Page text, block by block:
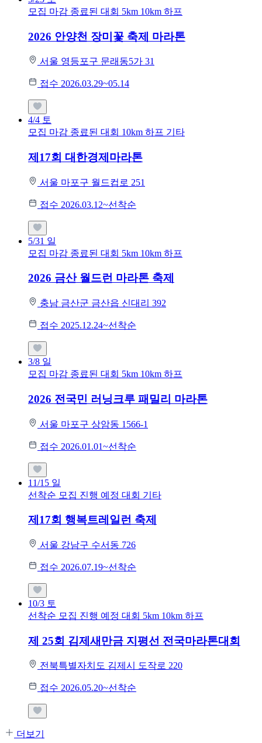
모집 마감 종료된 대회 5km 10km 하프
2026 안양천 장미꽃 축제 마라톤
서울 영등포구 문래동5가 31
접수 2026.03.29~05.14
4/4 토
모집 마감 종료된 대회 10km 하프 기타
제17회 대한경제마라톤
서울 마포구 월드컵로 251
접수 2026.03.12~선착순
5/31 일
모집 마감 종료된 대회 5km 10km 하프
2026 금산 월드런 마라톤 축제
충남 금산군 금산읍 신대리 392
접수 2025.12.24~선착순
3/8 일
모집 마감 종료된 대회 5km 10km 하프
2026 전국민 러닝크루 패밀리 마라톤
서울 마포구 상암동 1566-1
접수 2026.01.01~선착순
11/15 일
선착순 모집 진행 예정 대회 기타
제17회 행복트레일런 축제
서울 강남구 수서동 726
접수 2026.07.19~선착순
10/3 토
선착순 모집 진행 예정 대회 5km 10km 하프
제 25회 김제새만금 지평선 전국마라톤대회
전북특별자치도 김제시 도작로 220
접수 2026.05.20~선착순
더보기